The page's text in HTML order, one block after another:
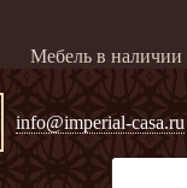
Мебель в наличии
info@imperial-casa.ru